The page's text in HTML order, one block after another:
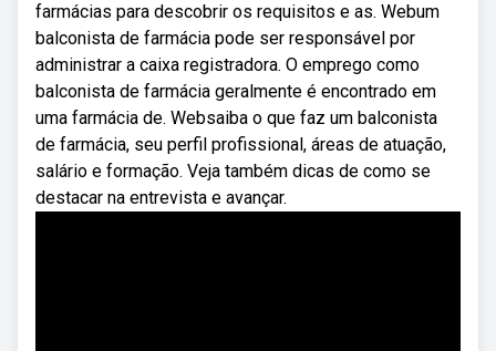
farmácias para descobrir os requisitos e as. Webum
balconista de farmácia pode ser responsável por
administrar a caixa registradora. O emprego como
balconista de farmácia geralmente é encontrado em
uma farmácia de. Websaiba o que faz um balconista
de farmácia, seu perfil profissional, áreas de atuação,
salário e formação. Veja também dicas de como se
destacar na entrevista e avançar.